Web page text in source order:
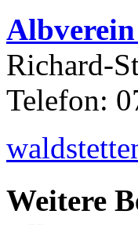
Richard-
Telefon:
Weitere